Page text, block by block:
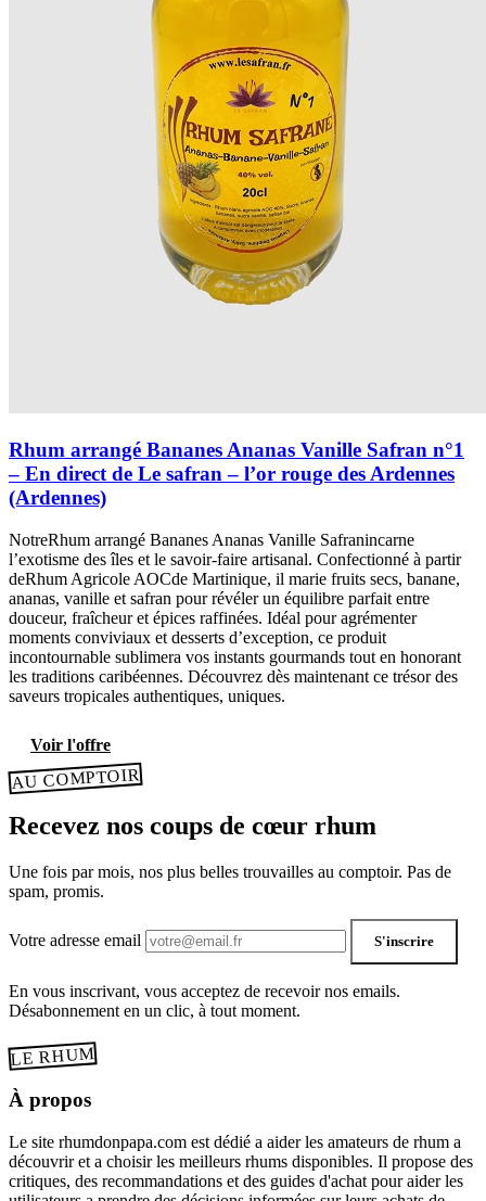
Rhum arrangé Bananes Ananas Vanille Safran n°1
– En direct de Le safran – l’or rouge des Ardennes
(Ardennes)
NotreRhum arrangé Bananes Ananas Vanille Safranincarne
l’exotisme des îles et le savoir-faire artisanal. Confectionné à partir
deRhum Agricole AOCde Martinique, il marie fruits secs, banane,
ananas, vanille et safran pour révéler un équilibre parfait entre
douceur, fraîcheur et épices raffinées. Idéal pour agrémenter
moments conviviaux et desserts d’exception, ce produit
incontournable sublimera vos instants gourmands tout en honorant
les traditions caribéennes. Découvrez dès maintenant ce trésor des
saveurs tropicales authentiques, uniques.
Voir l'offre
AU COMPTOIR
Recevez nos coups de cœur rhum
Une fois par mois, nos plus belles trouvailles au comptoir. Pas de
spam, promis.
Votre adresse email S'inscrire
En vous inscrivant, vous acceptez de recevoir nos emails.
Désabonnement en un clic, à tout moment.
LE RHUM
À propos
Le site rhumdonpapa.com est dédié a aider les amateurs de rhum a
découvrir et a choisir les meilleurs rhums disponibles. Il propose des
critiques, des recommandations et des guides d'achat pour aider les